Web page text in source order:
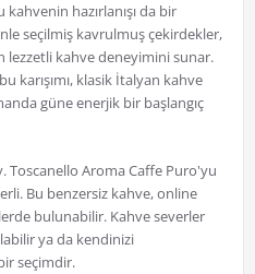
kahvenin hazırlanışı da bir
seçilmiş kavrulmuş çekirdekler,
lezzetli kahve deneyimini sunar.
karışımı, klasik İtalyan kahve
güne enerjik bir başlangıç
Toscanello Aroma Caffe Puro'yu
Bu benzersiz kahve, online
bulunabilir. Kahve severler
ya da kendinizi
seçimdir.